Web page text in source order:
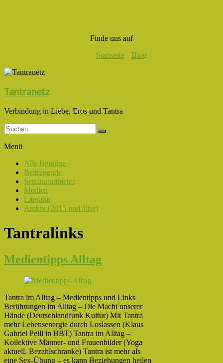
Finde uns auf
Startseite
Blog
Tantranetz
Verbindung in Liebe, Eros und Tantra
Menü
Alle Beiträge
Beitragende
Seminaranbieter
Medien
Literatur
Archiv (2015 und älter)
Tantralinks
Medientipps Alltag
Tantra im Alltag – Medientipps und Links
Berührungen im Alltag – Die Macht unserer
Hände (Deutschlandfunk Kultur) Mit Tantra
mehr Lebensenergie durch Loslassen (Klaus
Gabriel Peill in BBT) Tantra im Alltag –
Kollektive Männer- und Frauenbilder (Yoga
aktuell, Bezahlschranke) Tantra ist mehr als
eine Sex-Übung – es kann Beziehungen heilen